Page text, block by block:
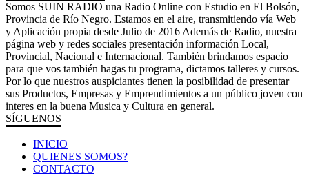
Somos SUIN RADIO una Radio Online con Estudio en El Bolsón,
Provincia de Río Negro. Estamos en el aire, transmitiendo vía Web
y Aplicación propia desde Julio de 2016 Además de Radio, nuestra
página web y redes sociales presentación información Local,
Provincial, Nacional e Internacional. También brindamos espacio
para que vos también hagas tu programa, dictamos talleres y cursos.
Por lo que nuestros auspiciantes tienen la posibilidad de presentar
sus Productos, Empresas y Emprendimientos a un público joven con
interes en la buena Musica y Cultura en general.
SÍGUENOS
INICIO
QUIENES SOMOS?
CONTACTO